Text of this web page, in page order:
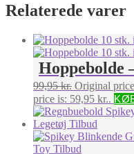
Relaterede varer
Hoppebolde
99,95kr. Original
price is: 59,95 kr..